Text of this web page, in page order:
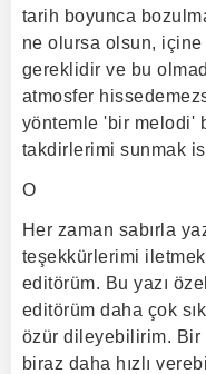
tarih boyunca
ne olursa olsun,
gereklidir ve bu
atmosfer
yöntemle 'bir melodi'
takdirlerimi sunmak
Ο
Her zaman sabırla
teşekkürlerimi
editörüm. Bu yazı
editörüm daha çok
özür dileyebilirim. Bir
biraz daha hızlı